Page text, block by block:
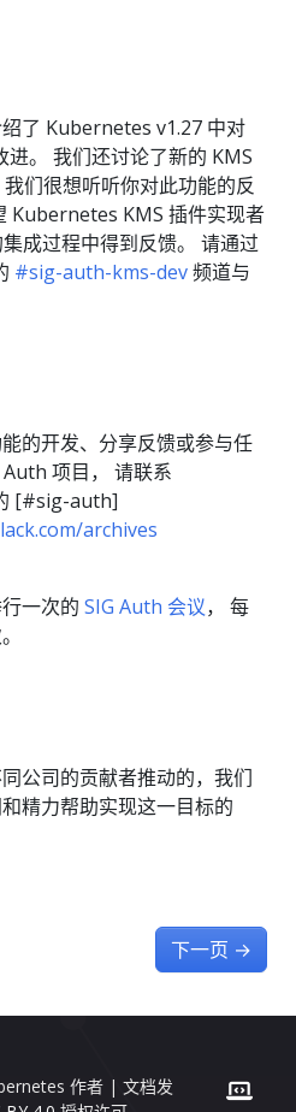
了 Kubernetes v1.27 中对
进。 我们还讨论了新的 KMS
们很想听听你对此功能的反
Kubernetes KMS 插件实现者
成过程中得到反馈。 请通过
#sig-auth-kms-dev频道与
的开发、分享反馈或参与任
项目， 请联系
[#sig-auth]
archives
一次的 SIG Auth 会议， 每
公司的贡献者推动的，我们
精力帮助实现这一目标的
下一页 →
作者 | 文档发